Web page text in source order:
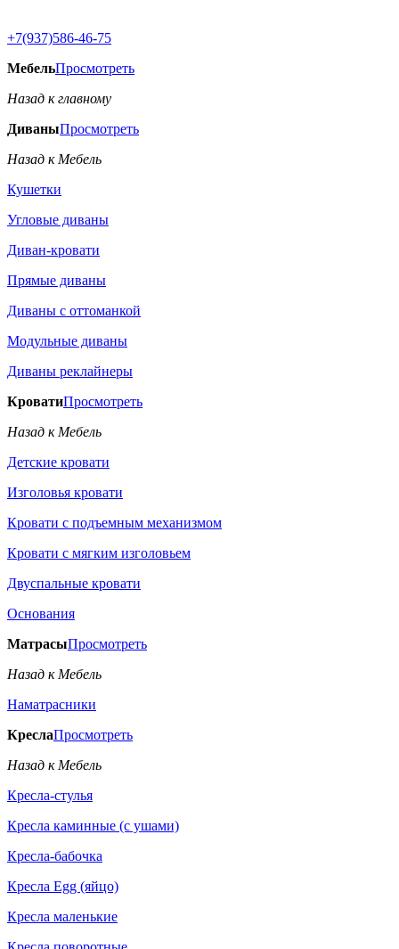
+7(937)586-46-75
МебельПросмотреть
Назад к главному
ДиваныПросмотреть
Назад к Мебель
Кушетки
Угловые диваны
Диван-кровати
Прямые диваны
Диваны с оттоманкой
Модульные диваны
Диваны реклайнеры
КроватиПросмотреть
Назад к Мебель
Детские кровати
Изголовья кровати
Кровати с подъемным механизмом
Кровати с мягким изголовьем
Двуспальные кровати
Основания
МатрасыПросмотреть
Назад к Мебель
Наматрасники
КреслаПросмотреть
Назад к Мебель
Кресла-стулья
Кресла каминные (с ушами)
Кресла-бабочка
Кресла Egg (яйцо)
Кресла маленькие